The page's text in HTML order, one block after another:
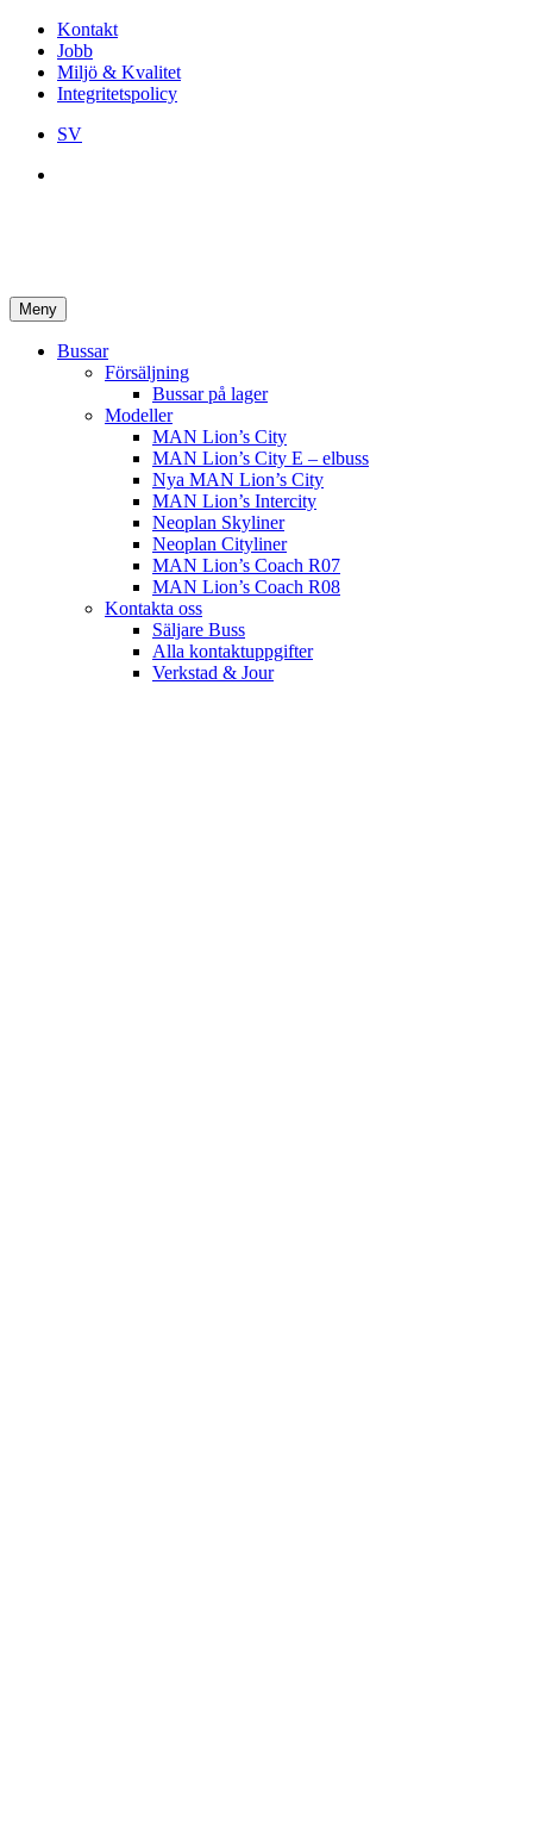
Kontakt
Jobb
Miljö & Kvalitet
Integritetspolicy
SV
Meny
Bussar
Försäljning
Bussar på lager
Modeller
MAN Lion’s City
MAN Lion’s City E – elbuss
Nya MAN Lion’s City
MAN Lion’s Intercity
Neoplan Skyliner
Neoplan Cityliner
MAN Lion’s Coach R07
MAN Lion’s Coach R08
Kontakta oss
Säljare Buss
Alla kontaktuppgifter
Verkstad & Jour